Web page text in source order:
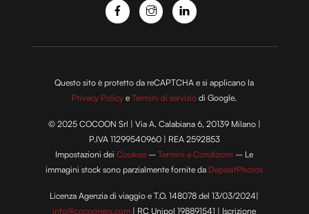
Questo sito è protetto da reCAPTCHA e si applicano la
Privacy Policy eTermini di servizio di Google.
© 2025 COCOON Srl | Via A. Calabiana 6, 20139 Milano |
P.IVA 11299540960 | REA 2592853
Impostazioni deiCookies –Termini e Condizioni – Le
immagini stock sono parzialmente fornite da DepositPhotos
Licenza Agenzia di viaggio e T.O. 148078 del 13/03/2024|
info@cocooners.com | RC Unipol 198891541 | Iscrizione